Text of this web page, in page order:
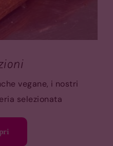
vegane, i nostri
selezionata